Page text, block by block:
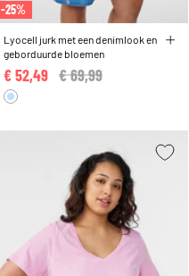
-25%
Lyocell jurk met een denimlook en
geborduurde bloemen
Price reduced from
€ 69,99
€ 52,49